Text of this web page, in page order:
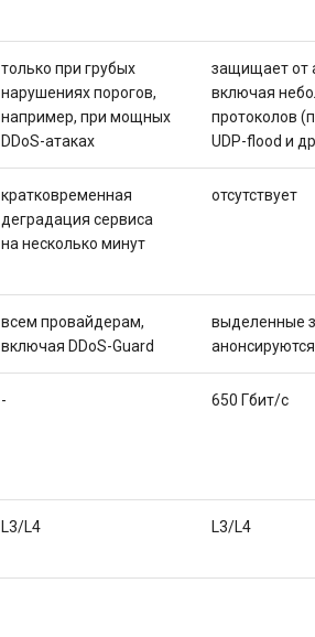
только при грубых
нарушениях порогов,
например, при мощных
DDoS-атаках
защищает от
включая
протоколов
UDP-flood и
кратковременная
деградация сервиса
на несколько минут
отсутствует
всем провайдерам,
включая DDoS-Guard
выделенные
- 650 Гбит/с
L3/L4 L3/L4